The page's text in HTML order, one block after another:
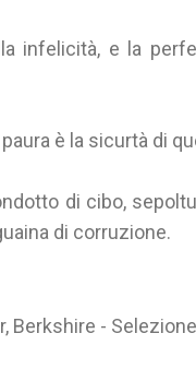
infelicità, e la
è la sicurtà di
di cibo,
di corruzione.
Berkshire -